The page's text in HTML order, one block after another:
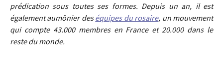
prédication sous toutes ses formes. Depuis un an, il est
également aumônier deséquipes du rosaire, un mouvement
qui compte 43.000 membres en France et 20.000 dans le
reste du monde.